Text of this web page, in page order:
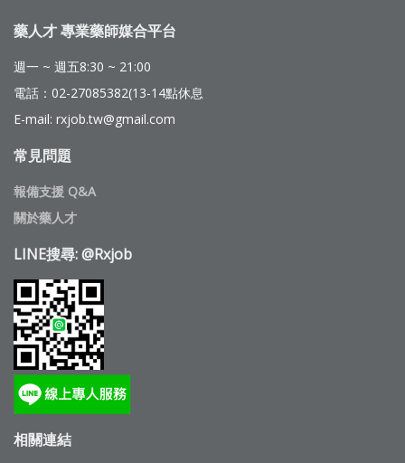
藥人才 專業藥師媒合平台
週一 ~ 週五8:30 ~ 21:00
電話：02-27085382(13-14點休息
E-mail: rxjob.tw@gmail.com
常見問題
報備支援 Q&A
關於藥人才
LINE搜尋: @Rxjob
相關連結